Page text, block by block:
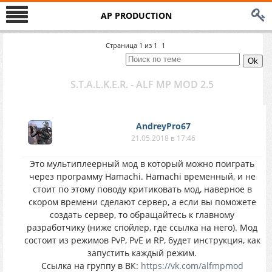
AP PRODUCTION
Страница 1 из 1 1
S.T.A.L.K.E.R. - ALF MP MOD 2.5
AndreyPro67
21.05.2018 в 17:46
Это мультиплеерный мод в который можно поиграть
через программу Hamachi. Hamachi временный, и не
стоит по этому поводу критиковать мод, наверное в
скором времени сделают сервер, а если вы поможете
создать сервер, то обращайтесь к главному
разработчику (ниже спойлер, где ссылка на него). Мод
состоит из режимов PvP, PvE и RP, будет инструкция, как
запустить каждый режим.
Ссылка на группу в ВК: https://vk.com/alfmpmod